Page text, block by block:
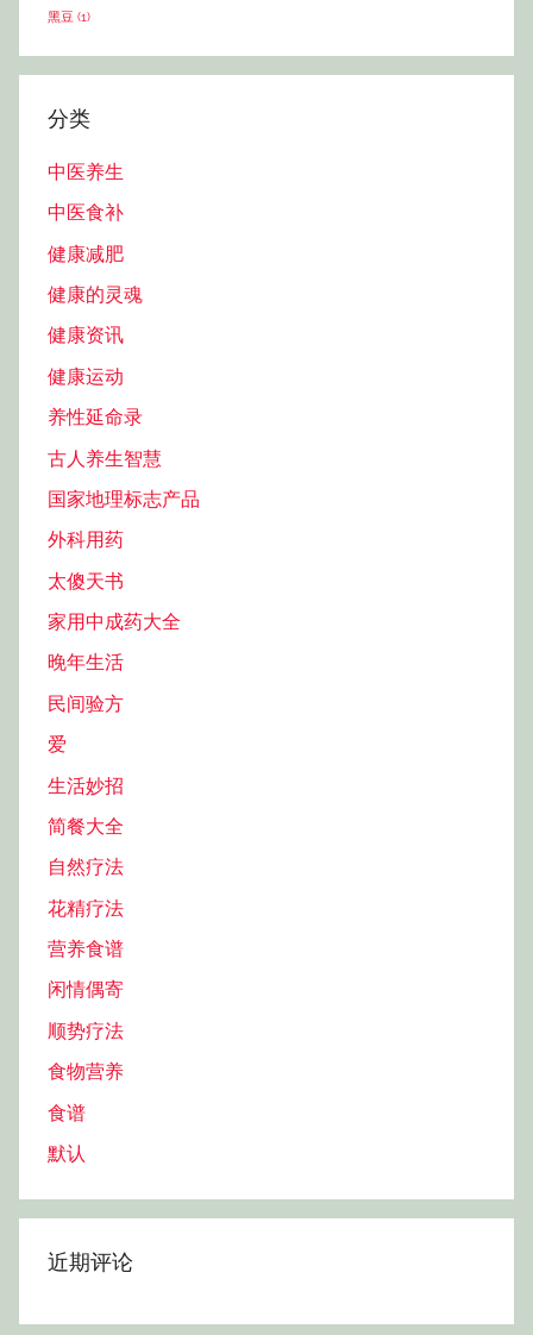
黑豆 (1)
分类
中医养生
中医食补
健康减肥
健康的灵魂
健康资讯
健康运动
养性延命录
古人养生智慧
国家地理标志产品
外科用药
太傻天书
家用中成药大全
晚年生活
民间验方
爱
生活妙招
简餐大全
自然疗法
花精疗法
营养食谱
闲情偶寄
顺势疗法
食物营养
食谱
默认
近期评论